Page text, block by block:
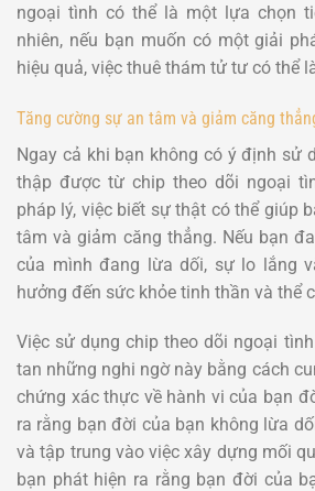
ngoại tình có thể là một lựa chọn
nhiên, nếu bạn muốn có một giải
hiệu quả, việc thuê thám tử tư có thể
Tăng cường sự an tâm và giảm căng
Ngay cả khi bạn không có ý định sử
thập được từ chip theo dõi ngoại
pháp lý, việc biết sự thật có thể giúp
tâm và giảm căng thẳng. Nếu bạn
của mình đang lừa dối, sự lo lắng
hưởng đến sức khỏe tinh thần và thể
Việc sử dụng chip theo dõi ngoại
tan những nghi ngờ này bằng cách
chứng xác thực về hành vi của bạn
ra rằng bạn đời của bạn không lừa
và tập trung vào việc xây dựng mối
bạn phát hiện ra rằng bạn đời của